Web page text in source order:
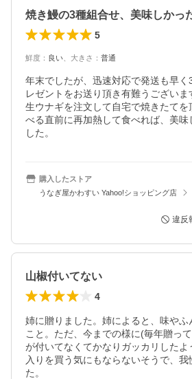
5
鮮度 ： 良い 大きさ ： 普通
年末でしたが、迅速対応で発送も早
レゼントをお送り頂き有難うござい
生ウナギを注文して自宅で焼きたてを
べる直前に再加熱して食べれば、美味
した。
購入したストア
うなぎ屋かわすい Yahoo!ショッピング店
違反
山椒付いてない
4
姉に贈りました。姉によると、味や
こと。ただ、今までの様に(毎年贈っ
が付いてなくてかなりガッカリしたよ
入りを買う気にもならないそうで、
た。